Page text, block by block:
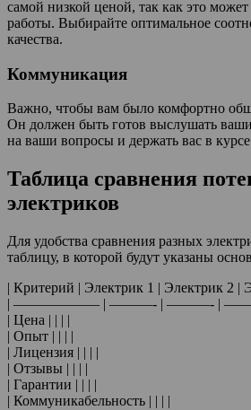
самой низкой ценой, так как это может
работы. Выбирайте оптимальное
качества.
Коммуникация
Важно, чтобы вам было комфортно
Он должен быть готов выслушать
на ваши вопросы и держать вас в
Таблица сравнения
электриков
Для удобства сравнения разных
таблицу, в которой будут указаны
| Критерий | Электрик 1 | Электрик 2 |
| —————— | ———- | ———- |
| Цена | | | |
| Опыт | | | |
| Лицензия | | | |
| Отзывы | | | |
| Гарантии | | | |
| Коммуникабельность | | | |